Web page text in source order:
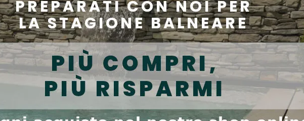
Budget per il riscaldamento dell`acqua con scambiatore di
Budget per gli scambiatori di calore OVB
Budget per scambiatori di calore Hi-Flow
Budget per gli scambiatori di calore Maxi-Flo
Budget per gli scambiatori di calore D-HWT
Budget per scambiatori di calore OVB Ti-R per il trattamento dell`acqua
Budget per gli scambiatori di calore D-KWT-Ti per trattamento dell'acqua
Budget per scambiatori di calore Zodiac Heat Line Titan per il trattamento
Budget per scambiatori di calore Elecro G2 per il trattamento dell`acqua